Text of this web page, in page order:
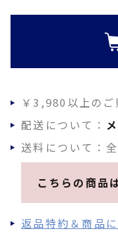
￥3,980以上の
配送について：
送料について：
こちらの商品
返品特約＆商品